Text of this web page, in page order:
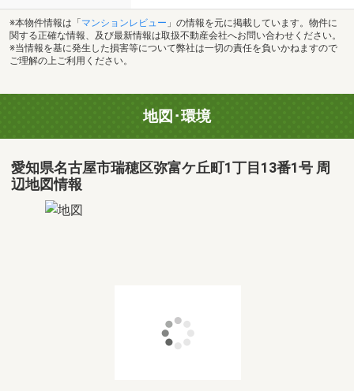
※本物件情報は「 マンションレビュー 」の情報を元に掲載しています。物件に
関する正確な情報、及び最新情報は取扱不動産会社へお問い合わせください。
※当情報を基に発生した損害等について弊社は一切の責任を負いかねますので
ご理解の上ご利用ください。
地図･環境
愛知県名古屋市瑞穂区弥富ケ丘町1丁目13番1号 周
辺地図情報